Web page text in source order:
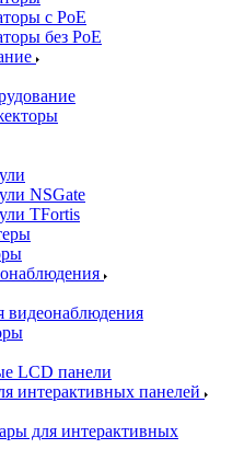
с PoE
без PoE
NSGate
TFortis
LCD панели
интерактивных панелей
для интерактивных